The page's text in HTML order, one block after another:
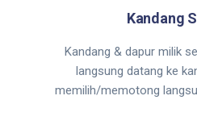
Kandang
Kandang & dapur milik
langsung datang ke
memilih/memotong